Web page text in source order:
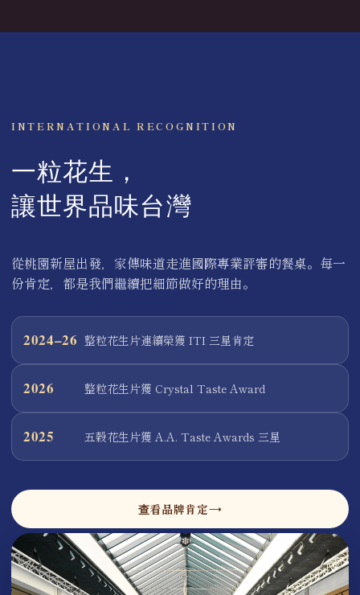
INTERNATIONAL RECOGNITION
一粒花生，
讓世界品味台灣
從桃園新屋出發，家傳味道走進國際專業評審的餐桌。每一
份肯定，都是我們繼續把細節做好的理由。
2024–26 整粒花生片連續榮獲 ITI 三星肯定
2026 整粒花生片獲 Crystal Taste Award
2025 五穀花生片獲 A.A. Taste Awards 三星
查看品牌肯定